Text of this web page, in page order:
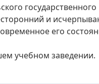
государственного
и
его
учебном заведении.